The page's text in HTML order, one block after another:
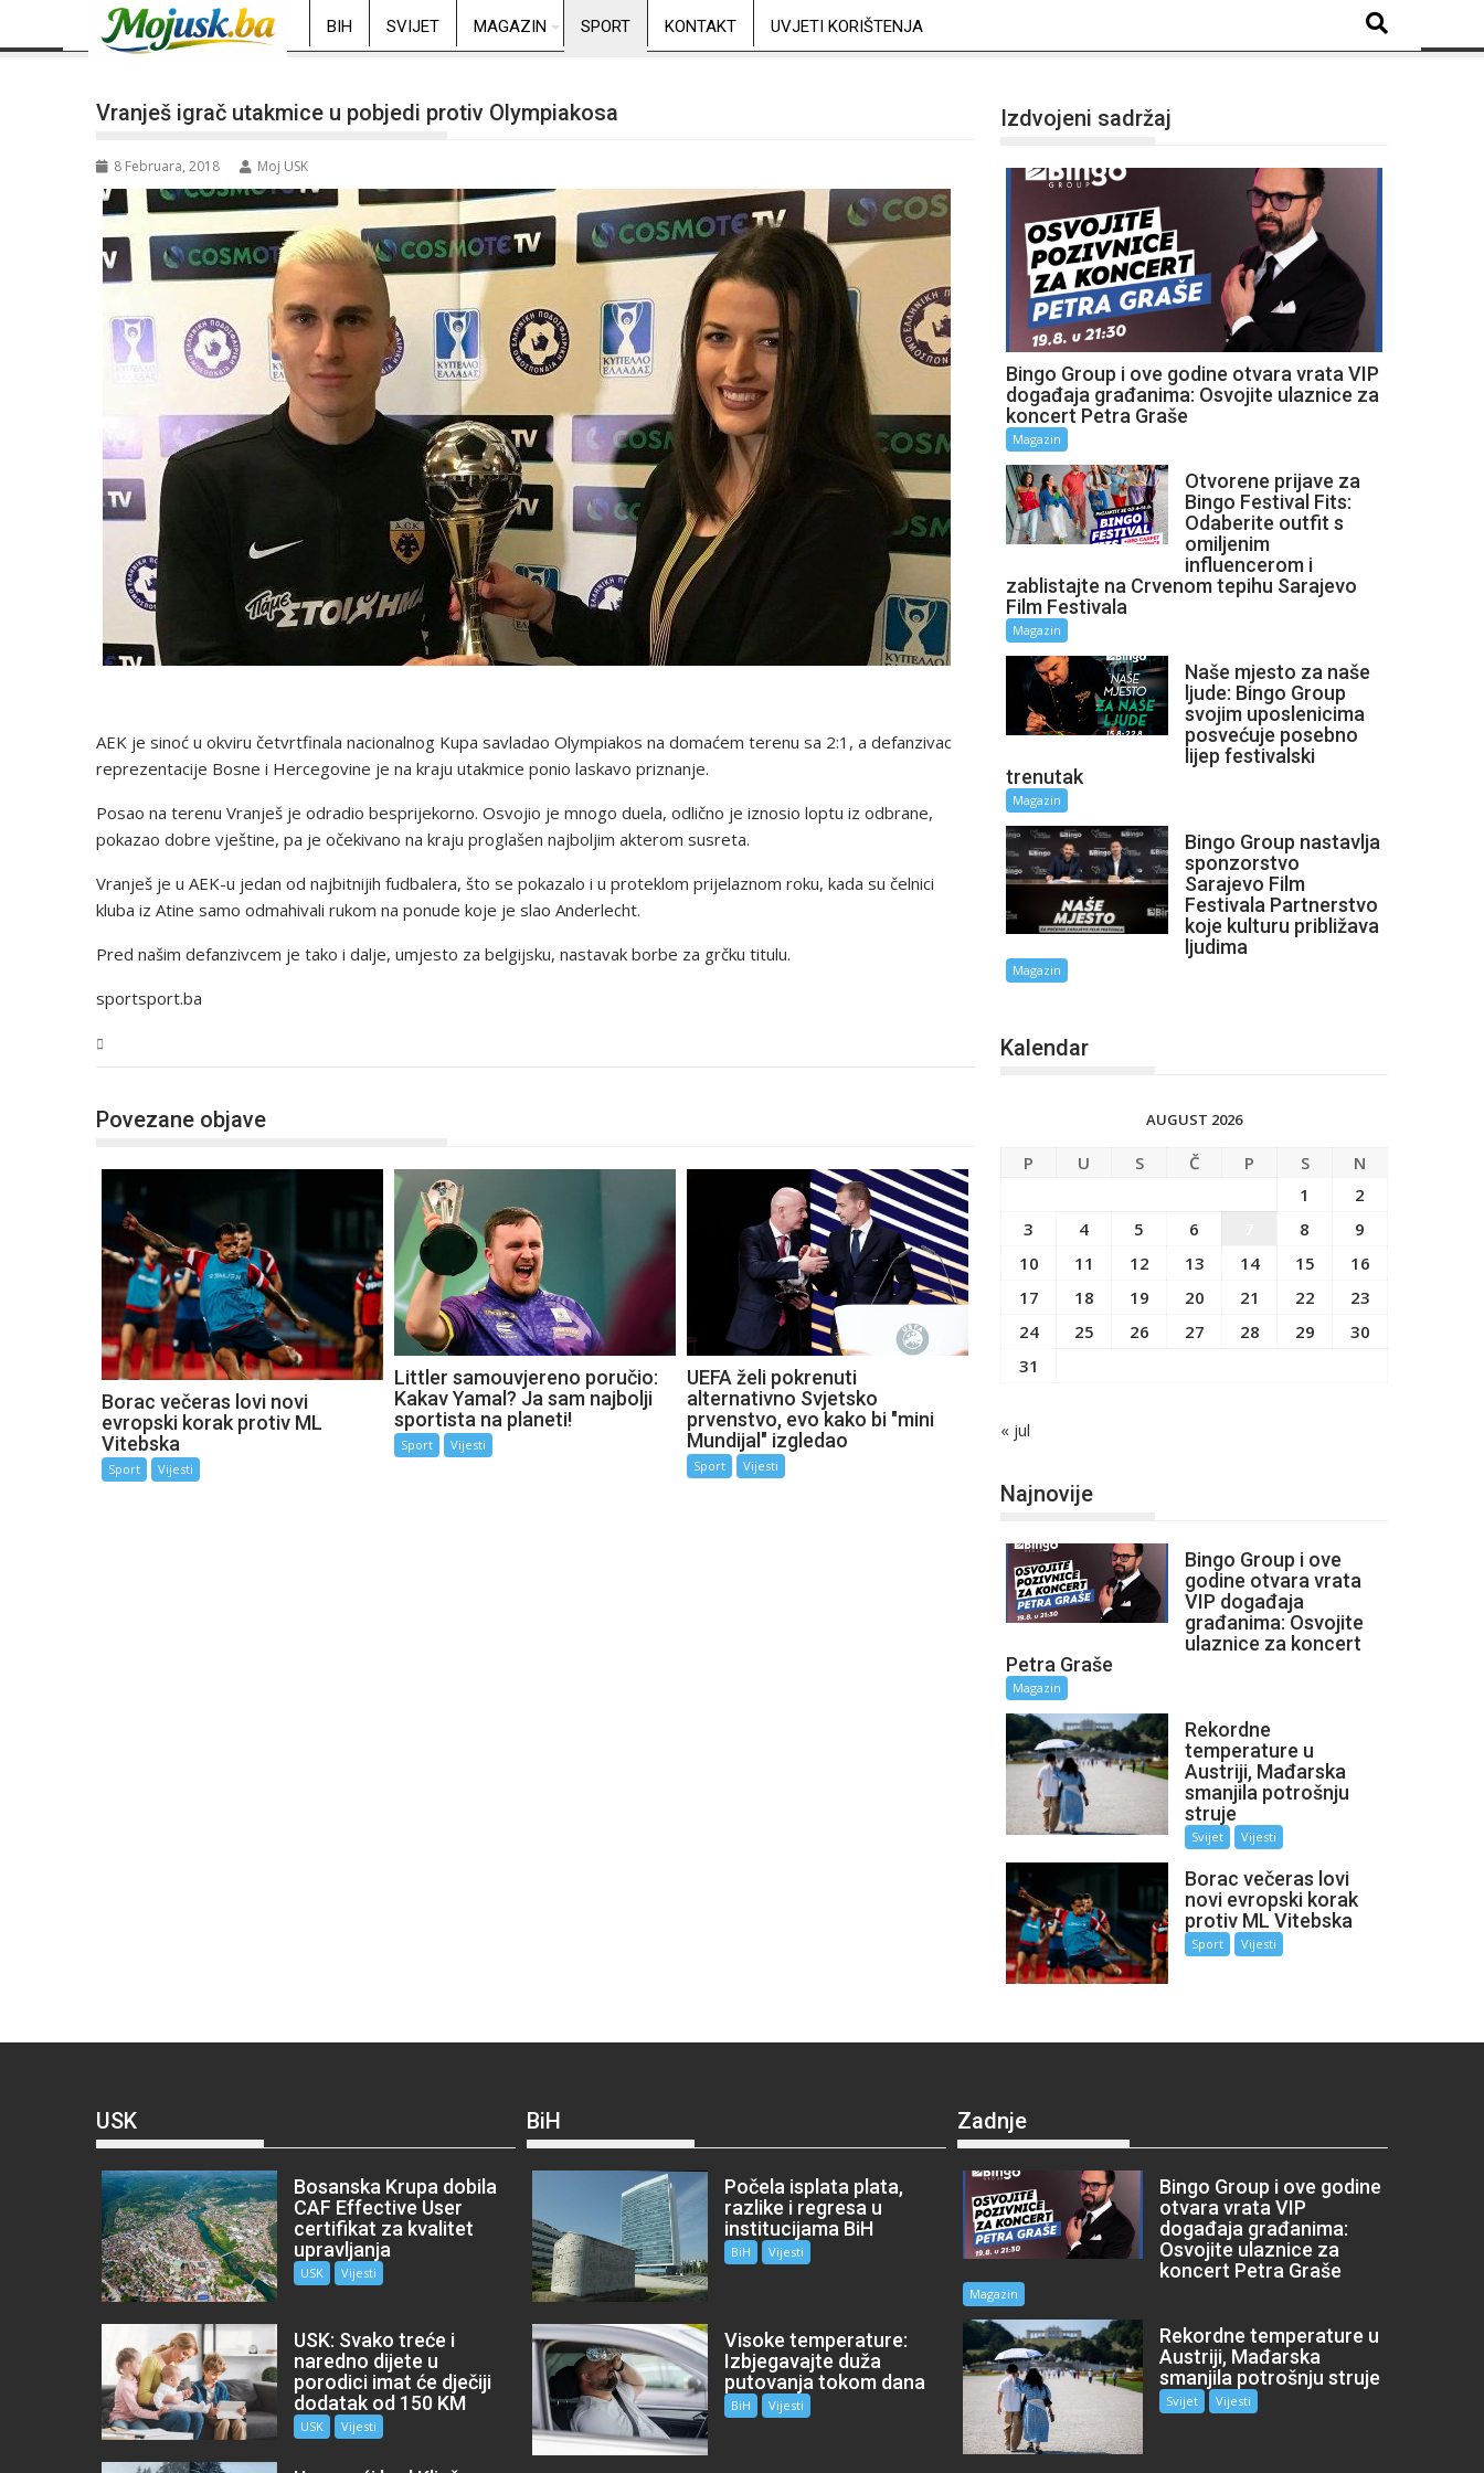
BIH SVIJET MAGAZIN SPORT KONTAKT UVJETI KORIŠTENJA
Vranješ igrač utakmice u pobjedi protiv Olympiakosa
8 Februara, 2018 Moj USK
AEK je sinoć u okviru četvrtfinala nacionalnog Kupa savladao Olympiakos na domaćem terenu sa 2:1, a defanzivac
reprezentacije Bosne i Hercegovine je na kraju utakmice ponio laskavo priznanje.
Posao na terenu Vranješ je odradio besprijekorno. Osvojio je mnogo duela, odlično je iznosio loptu iz odbrane,
pokazao dobre vještine, pa je očekivano na kraju proglašen najboljim akterom susreta.
Vranješ je u AEK-u jedan od najbitnijih fudbalera, što se pokazalo i u proteklom prijelaznom roku, kada su čelnici
kluba iz Atine samo odmahivali rukom na ponude koje je slao Anderlecht.
Pred našim defanzivcem je tako i dalje, umjesto za belgijsku, nastavak borbe za grčku titulu.
sportsport.ba
Povezane objave
Borac večeras lovi novi
evropski korak protiv ML
Vitebska
Sport Vijesti
Littler samouvjereno poručio:
Kakav Yamal? Ja sam najbolji
sportista na planeti!
Sport Vijesti
UEFA želi pokrenuti
alternativno Svjetsko
prvenstvo, evo kako bi "mini
Mundijal" izgledao
Sport Vijesti
Izdvojeni sadržaj
Bingo Group i ove godine otvara vrata VIP
događaja građanima: Osvojite ulaznice za
koncert Petra Graše
Magazin
Otvorene prijave za
Bingo Festival Fits:
Odaberite outfit s
omiljenim
influencerom i
zablistajte na Crvenom tepihu Sarajevo
Film Festivala
Magazin
Naše mjesto za naše
ljude: Bingo Group
svojim uposlenicima
posvećuje posebno
lijep festivalski
trenutak
Magazin
Bingo Group nastavlja
sponzorstvo
Sarajevo Film
Festivala Partnerstvo
koje kulturu približava
ljudima
Magazin
Kalendar
AUGUST 2026
P U S Č P S
N
1
2
3
4 5 6 8
9
10
11 12 13 14 15
16
17
18 19 20 21 22
23
24
25 26 27 28 29
30
31
« jul
Najnovije
Bingo Group i ove
godine otvara vrata
VIP događaja
građanima: Osvojite
ulaznice za koncert
Petra Graše
Magazin
Rekordne
temperature u
Austriji, Mađarska
smanjila potrošnju
struje
Svijet Vijesti
Borac večeras lovi
novi evropski korak
protiv ML Vitebska
Sport Vijesti
USK
Bosanska Krupa dobila
CAF Effective User
certifikat za kvalitet
upravljanja
USK Vijesti
USK: Svako treće i
naredno dijete u
porodici imat će dječiji
dodatak od 150 KM
USK Vijesti
BiH
Počela isplata plata,
razlike i regresa u
institucijama BiH
BiH Vijesti
Visoke temperature:
Izbjegavajte duža
putovanja tokom dana
BiH Vijesti
Zadnje
Bingo Group i ove godine
otvara vrata VIP
događaja građanima:
Osvojite ulaznice za
koncert Petra Graše
Magazin
Rekordne temperature u
Austriji, Mađarska
smanjila potrošnju struje
Svijet Vijesti